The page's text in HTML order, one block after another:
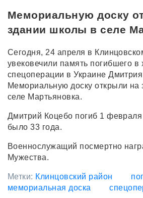
Мемориальную доску
здании школы в селе
Сегодня, 24 апреля в
увековечили память погибшего в
спецоперации в Украине
Мемориальную доску открыли на
селе Мартьяновка.
Дмитрий Коцебо погиб 1
было 33 года.
Военнослужащий посмертно
Мужества.
Метки: Клинцовский район
мемориальная доска